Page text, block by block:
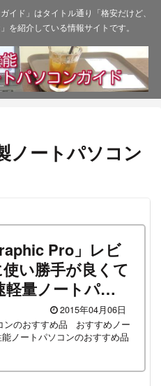
イド」はタイトル通り「格安だけど、
を紹介している情報サイトです。
ノートパソコン
Pro」レビ
い勝手が良くて
量ノートパソ
2015年04月06日
ンのおすすめ品
おすすめノー
ノートパソコンのおすすめ品